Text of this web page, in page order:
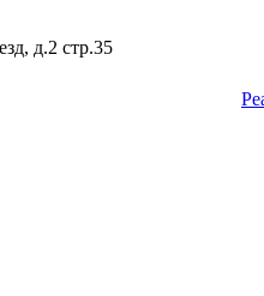
д.2 стр.35